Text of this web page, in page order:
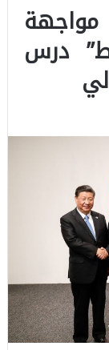
درس